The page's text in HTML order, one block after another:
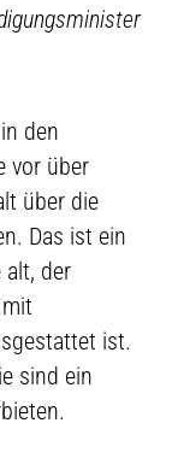
den
vor über
über die
Das ist ein
alt, der
ist.
sind ein